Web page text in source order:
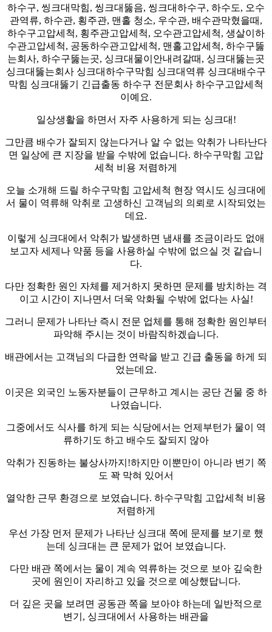
하수구, 씽크대막힘, 씽크대뚫음, 씽크대하수구, 하수도, 오수
관역류, 하수관, 횡주관, 맨홀 청소, 우수관, 배수관막혔을때,
하수구고압세척, 횡주관고압세척, 오수관고압세척, 생살이하
수관고압세척, 공동하수관고압세척, 맨홀고압세척, 하수구뚫
는회사, 하수구뚫는곳, 싱크대물이안내려갈때, 싱크대뚫는곳
싱크대뚫는회사 싱크대하수구막힘 싱크대역류 싱크대배수구
막힘 싱크대뚫기 긴급출동 하수구 전문회사 하수구고압세척
이예요.
일상생활을 하면서 자주 사용하게 되는 싱크대!
그만큼 배수가 잘되지 않는다거나 알 수 없는 악취가 나타난다
면 일상에 큰 지장을 받을 수밖에 없습니다. 하수구막힘 고압
세척 비용 저렴하게
오늘 소개해 드릴 하수구막힘 고압세척 현장 역시도 싱크대에
서 물이 역류해 악취로 고생하신 고객님의 의뢰로 시작되었는
데요.
이렇게 싱크대에서 악취가 발생하면 냄새를 조금이라도 없애
보고자 세제나 약품 등을 사용하실 수밖에 없으실 것 같습니
다.
다만 정확한 원인 자체를 제거하지 못하면 문제를 방치하는 격
이고 시간이 지나면서 더욱 악화될 수밖에 없다는 사실!
그러니 문제가 나타난 즉시 전문 업체를 통해 정확한 원인부터
파악해 주시는 것이 바람직하겠습니다.
배관에서는 고객님의 다급한 연락을 받고 긴급 출동을 하게 되
었는데요.
이곳은 외국인 노동자분들이 근무하고 계시는 공단 건물 중 하
나였습니다.
그중에서도 식사를 하게 되는 식당에서는 언제부턴가 물이 역
류하기도 하고 배수도 잘되지 않아
악취가 진동하는 불상사까지!하지만 이뿐만이 아니라 변기 쪽
도 꽉 막혀 있어서
열악한 근무 환경으로 보였습니다. 하수구막힘 고압세척 비용
저렴하게
우선 가장 먼저 문제가 나타난 싱크대 쪽에 문제를 보기로 했
는데 싱크대는 큰 문제가 없어 보였습니다.
다만 배관 쪽에서는 물이 계속 역류하는 것으로 보아 깊숙한
곳에 원인이 자리하고 있을 것으로 예상했답니다.
더 깊은 곳을 보려면 공동관 쪽을 보아야 하는데 일반적으로
변기, 싱크대에서 사용하는 배관을